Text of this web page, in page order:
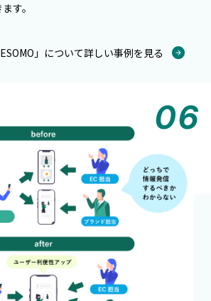
す。
」について詳しい事例を見る